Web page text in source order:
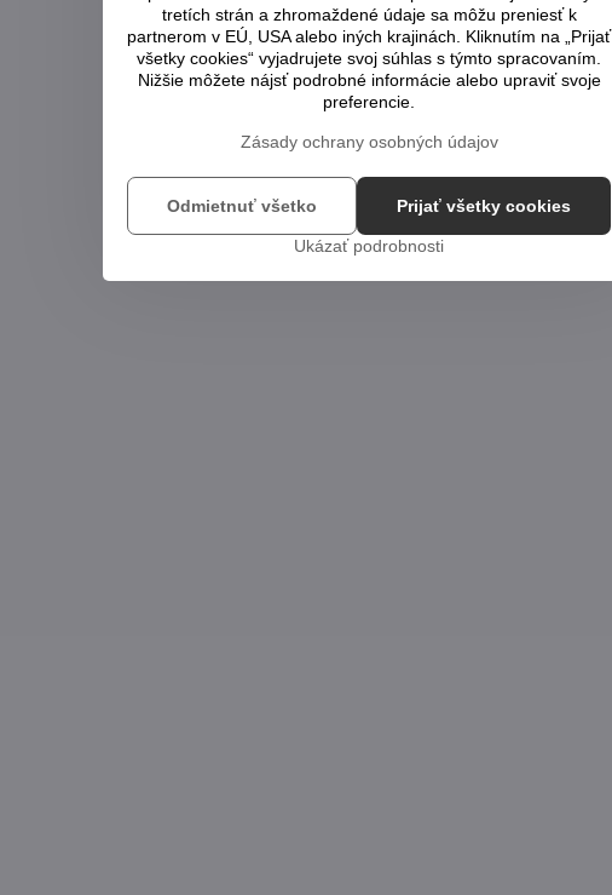
tretích strán a zhromaždené údaje sa môžu preniesť k
partnerom v EÚ, USA alebo iných krajinách. Kliknutím na „Prijať
všetky cookies“ vyjadrujete svoj súhlas s týmto spracovaním.
Nižšie môžete nájsť podrobné informácie alebo upraviť svoje
preferencie.
Zásady ochrany osobných údajov
Ukázať podrobnosti
Prijať všetky cookies
Odmietnuť všetko